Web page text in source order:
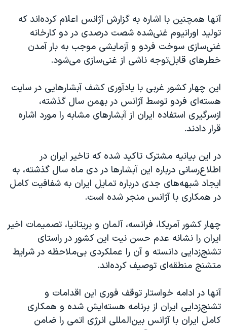
آنها همچنین با اشاره به گزارش آژانس اعلام کرده‌اند که
تولید اورانیوم غنی‌شده شصت درصدی در دو کارخانه
غنی‌سازی سوخت فردو و آزمایشی موجب به بار‌ آمدن
خطرهای قابل‌توجه ناشی از غنی‌سازی می‌شود.
این چهار کشور غربی با یادآوری کشف آبشارهایی در سایت
هسته‌ای فردو توسط آژانس در بهمن سال گذشته،
ازسرگیری استفاده ایران از آبشارهای مشابه را مورد اشاره
قرار دادند.
در این بیانیه مشترک تاکید شده که تاخیر ایران در
اطلاع‌رسانی درباره این آبشارها در دی ماه سال گذشته، به
ایجاد شبهه‌های جدی درباره تمایل ایران به شفافیت کامل
در همکاری با آژانس منجر شده است.
چهار کشور آمریکا، فرانسه، آلمان و بریتانیا، تصمیمات اخیر
ایران را نشانه عدم حسن‌ نیت این کشور در راستای
تشنج‌زدایی دانسته و آن را عملکردی بی‌ملاحظه در شرایط
متشنج منطقه‌ای توصیف کرده‌اند.
آنها در ادامه خواستار توقف فوری این اقدامات و
تشنج‌زدایی ایران از برنامه هسته‌ایش شده و همکاری
کامل ایران با آژانس‌ بین‌المللی انرژی اتمی را ضامن